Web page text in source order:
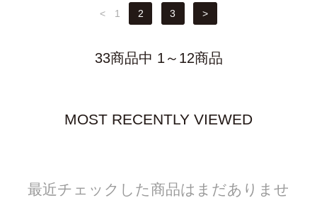
< 1 2 3 >
33商品中 1～12商品
MOST RECENTLY VIEWED
最近チェックした商品はまだありませ